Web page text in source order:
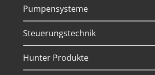
Pumpensysteme
Steuerungstechnik
Hunter Produkte